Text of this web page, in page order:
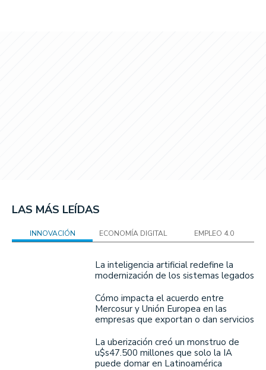
LAS MÁS LEÍDAS
INNOVACIÓN ECONOMÍA DIGITAL EMPLEO 4.0
La inteligencia artificial redefine la
modernización de los sistemas legados
Cómo impacta el acuerdo entre
Mercosur y Unión Europea en las
empresas que exportan o dan servicios
La uberización creó un monstruo de
u$s47.500 millones que solo la IA
puede domar en Latinoamérica